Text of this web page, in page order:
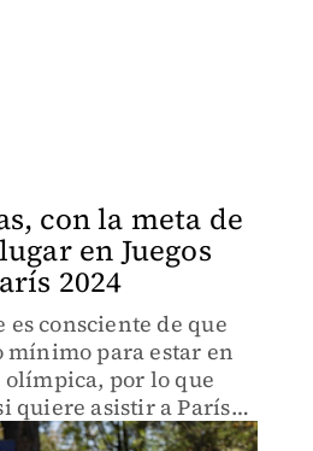
con la meta de
en Juegos
2024
consciente de que
para estar en
olímpica, por lo que
quiere asistir a París